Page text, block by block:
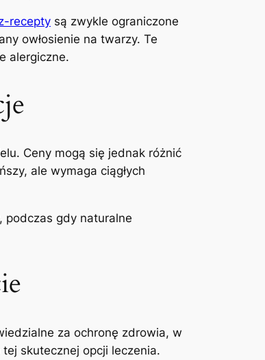
recepty są zwykle ograniczone
owłosienie na twarzy. Te
alergiczne.
Ceny mogą się jednak różnić
ale wymaga ciągłych
podczas gdy naturalne
za ochronę zdrowia, w
skutecznej opcji leczenia.